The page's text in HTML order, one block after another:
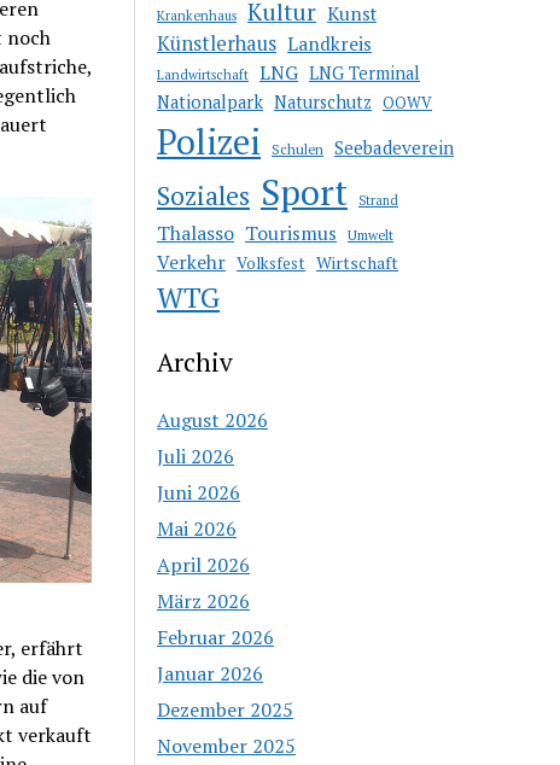
noch
erfährt
die von
auf
verkauft
Krankenhaus Kultur Kunst
Künstlerhaus Landkreis
Landwirtschaft LNG LNG Terminal
Nationalpark Naturschutz OOWV
Polizei Schulen Seebadeverein
Soziales Sport Strand
Thalasso Tourismus Umwelt
Verkehr Volksfest Wirtschaft
WTG
Archiv
August 2026
Juli 2026
Juni 2026
Mai 2026
April 2026
März 2026
Februar 2026
Januar 2026
Dezember 2025
November 2025